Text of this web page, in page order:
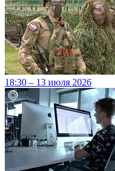
18:30 – 13 июля 2026